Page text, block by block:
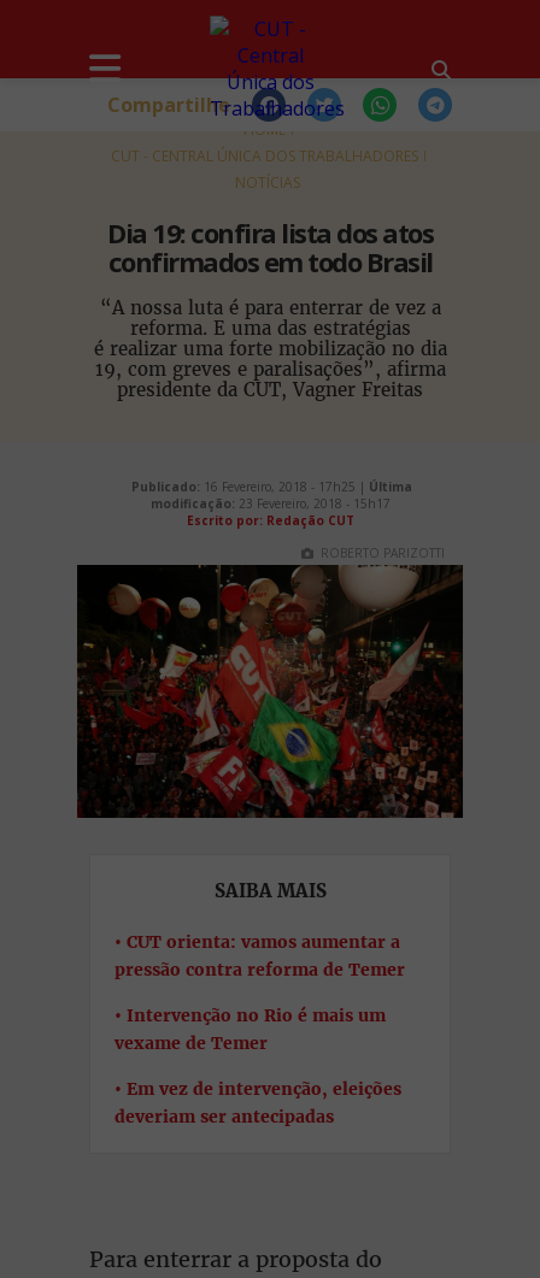
HOME
CUT - CENTRAL ÚNICA DOS TRABALHADORES
NOTÍCIAS
Dia 19: confira lista dos atos
confirmados em todo Brasil
“A nossa luta é para enterrar de vez a
reforma. E uma das estratégias
é realizar uma forte mobilização no dia
19, com greves e paralisações”, afirma
presidente da CUT, Vagner Freitas
Compartilhe
Publicado: 16 Fevereiro, 2018 - 17h25 | Última
modificação: 23 Fevereiro, 2018 - 15h17
Escrito por: Redação CUT
ROBERTO PARIZOTTI
SAIBA MAIS
CUT orienta: vamos aumentar a
pressão contra reforma de Temer
Intervenção no Rio é mais um
vexame de Temer
Em vez de intervenção, eleições
deveriam ser antecipadas
Para enterrar a proposta do